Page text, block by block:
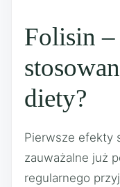
Folisin
diety?
Pierwsze efekty
zauważalne już
regularnego